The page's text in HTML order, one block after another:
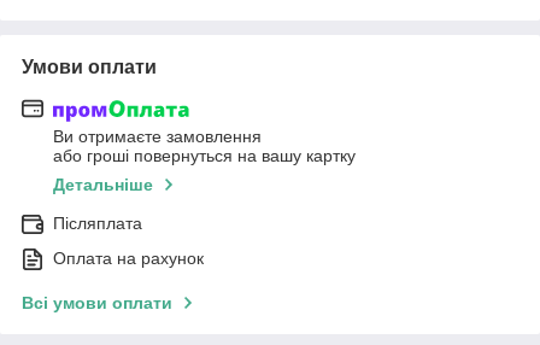
Умови оплати
Ви отримаєте замовлення
або гроші повернуться на вашу картку
Детальніше
Післяплата
Оплата на рахунок
Всі умови оплати